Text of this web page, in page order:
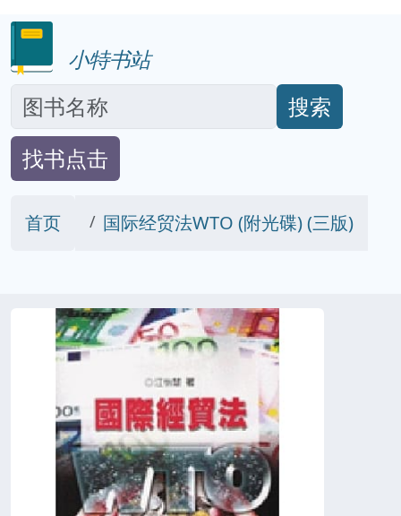
小特书站
搜索
找书点击
首页 国际经贸法WTO (附光碟) (三版)